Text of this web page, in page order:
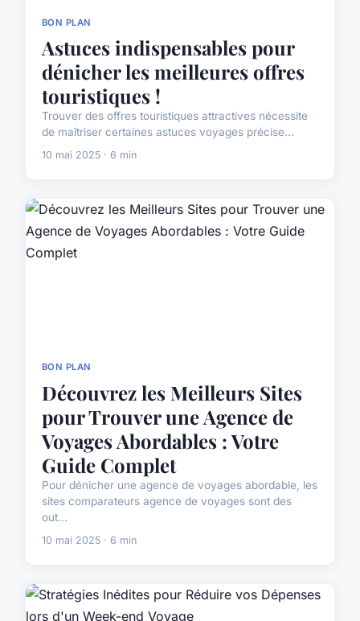
BON PLAN
Astuces indispensables pour
dénicher les meilleures offres
touristiques !
Trouver des offres touristiques attractives nécessite
de maîtriser certaines astuces voyages précise...
10 mai 2025 · 6 min
BON PLAN
Découvrez les Meilleurs Sites
pour Trouver une Agence de
Voyages Abordables : Votre
Guide Complet
Pour dénicher une agence de voyages abordable, les
sites comparateurs agence de voyages sont des
out...
10 mai 2025 · 6 min